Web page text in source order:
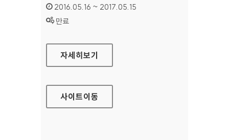
인증기간 :
2016.05.16 ~ 2017.05.15
상태 :
만료
보건복지부 대표 홈페이지
자세히보기
사이트이동